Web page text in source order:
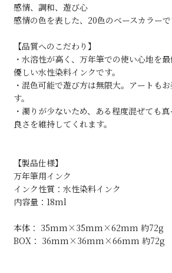
感情、調和、遊び心
感情の色を表した、20色のベースカラーで
【品質へのこだわり】
・水溶性が高く、万年筆での使い心地を
優しい水性染料インクです。
・混色可能で遊び方は無限大。アートも
す。
・濁りが少ないため、ある程度混ぜても
良さを維持してくれます。
【製品仕様】
万年筆用インク
インク性質：水性染料インク
内容量：18ml
本体： 35mm×35mm×62mm 約72g
BOX： 36mm×36mm×66mm 約72g